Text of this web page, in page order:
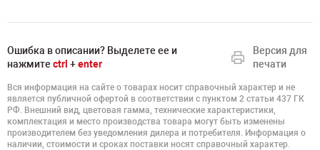
Ошибка в описании? Выделете ее и
нажмите ctrl +enter
Версия для
печати
Вся информация на сайте о товарах носит справочный характер и не
является публичной офертой в соответствии с пунктом 2 статьи 437 ГК
РФ. Внешний вид, цветовая гамма, технические характеристики,
комплектация и место производства товара могут быть изменены
производителем без уведомления дилера и потребителя. Информация о
наличии, стоимости и сроках поставки носят справочный характер.